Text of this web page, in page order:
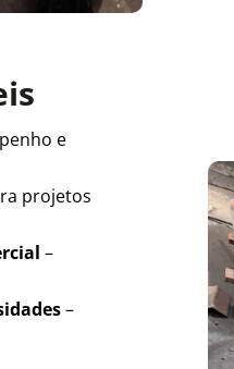
e
projetos
–
–